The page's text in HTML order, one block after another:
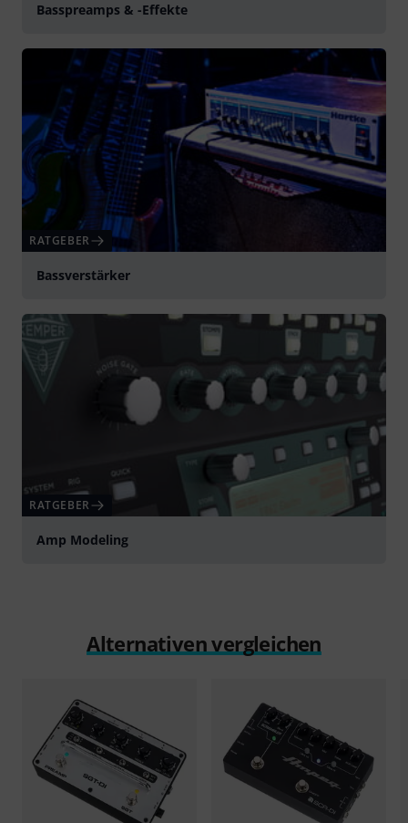
Basspreamps & -Effekte
RATGEBER
Bassverstärker
RATGEBER
Amp Modeling
Alternativen vergleichen